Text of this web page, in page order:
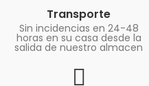
Transporte
Sin incidencias en 24-48
horas en su casa desde la
salida de nuestro almacen